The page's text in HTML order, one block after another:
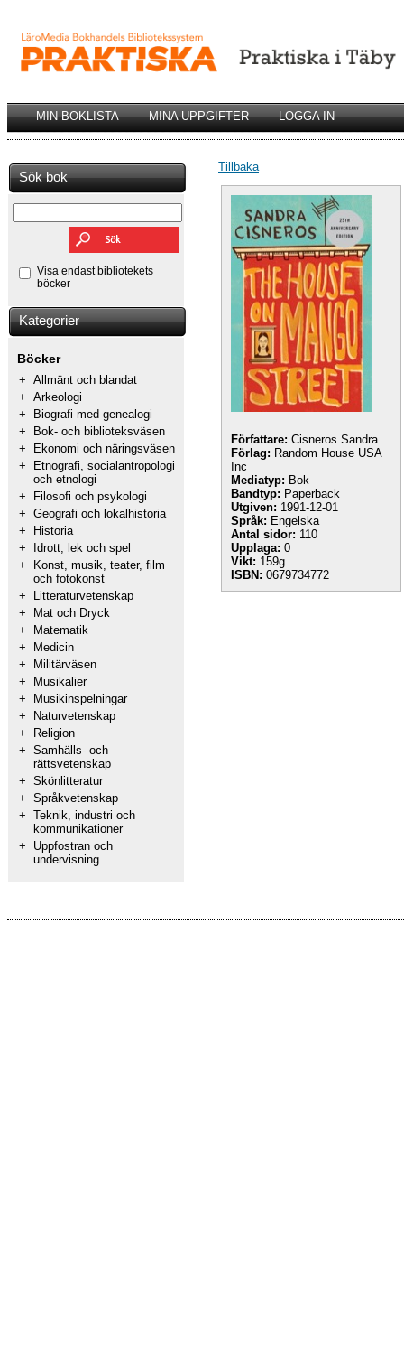
MIN BOKLISTA MINA UPPGIFTER LOGGA IN
Sök bok
Visa endast bibliotekets
böcker
Kategorier
Böcker
+ Allmänt och blandat
+ Arkeologi
+
Biografi med genealogi
+
Bok- och biblioteksväsen
+
Ekonomi och näringsväsen
+
Etnografi, socialantropologi
och etnologi
+
Filosofi och psykologi
+ Geografi och lokalhistoria
+
Historia
+
Idrott, lek och spel
+
Konst, musik, teater, film
och fotokonst
+
Litteraturvetenskap
+
Mat och Dryck
+
Matematik
+
Medicin
+
Militärväsen
+
Musikalier
+
Musikinspelningar
+
Naturvetenskap
+
Religion
+ Samhälls- och
rättsvetenskap
+ Skönlitteratur
+ Språkvetenskap
+ Teknik, industri och
kommunikationer
+
Uppfostran och
undervisning
Tillbaka
Författare: Cisneros Sandra
Förlag: Random House USA
Inc
Mediatyp: Bok
Bandtyp: Paperback
Utgiven: 1991-12-01
Språk: Engelska
Antal sidor: 110
Upplaga: 0
Vikt: 159g
ISBN: 0679734772